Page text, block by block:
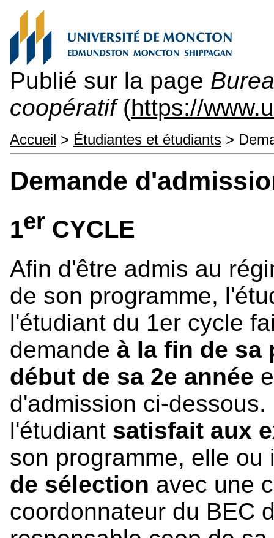
Publié sur la page
coopératif(https://
Accueil > Étudiantes et étudiants >
Demande
1er CYCLE
Afin d'être admis au
de son programme,
l'étudiant du 1er cycle
demande à la fin de sa
début de sa 2e année
d'admission ci-
l'étudiant satisfait aux
son programme, elle
de sélection avec une
coordonnateur du BEC